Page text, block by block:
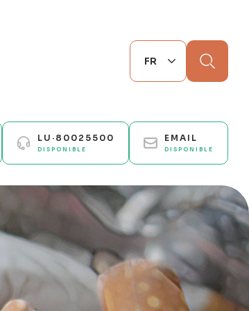
Chercher
LU·80025500
DISPONIBLE
EMAIL
DISPONIBLE